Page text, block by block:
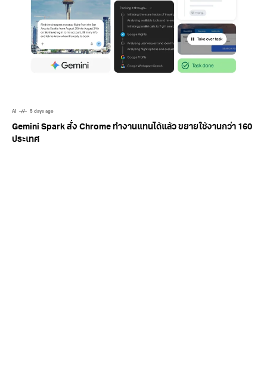
AI 5 days ago
Gemini Spark สั่ง Chrome ทำงานแทนได้แล้ว ขยายใช้งานกว่า 160
ประเทศ